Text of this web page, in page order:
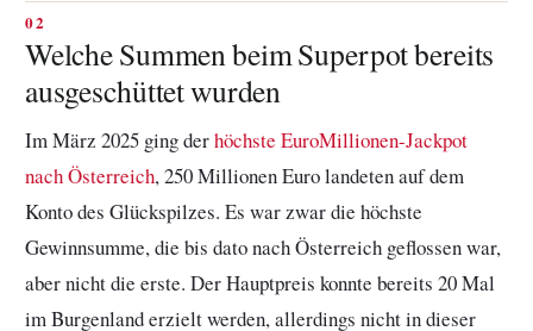
Welche Summen beim Superpot bereits
ausgeschüttet wurden
Im März 2025 ging derhöchste EuroMillionen-Jackpot
nach Österreich, 250 Millionen Euro landeten auf dem
Konto des Glückspilzes. Es war zwar die höchste
Gewinnsumme, die bis dato nach Österreich geflossen war,
aber nicht die erste. Der Hauptpreis konnte bereits 20 Mal
im Burgenland erzielt werden, allerdings nicht in dieser